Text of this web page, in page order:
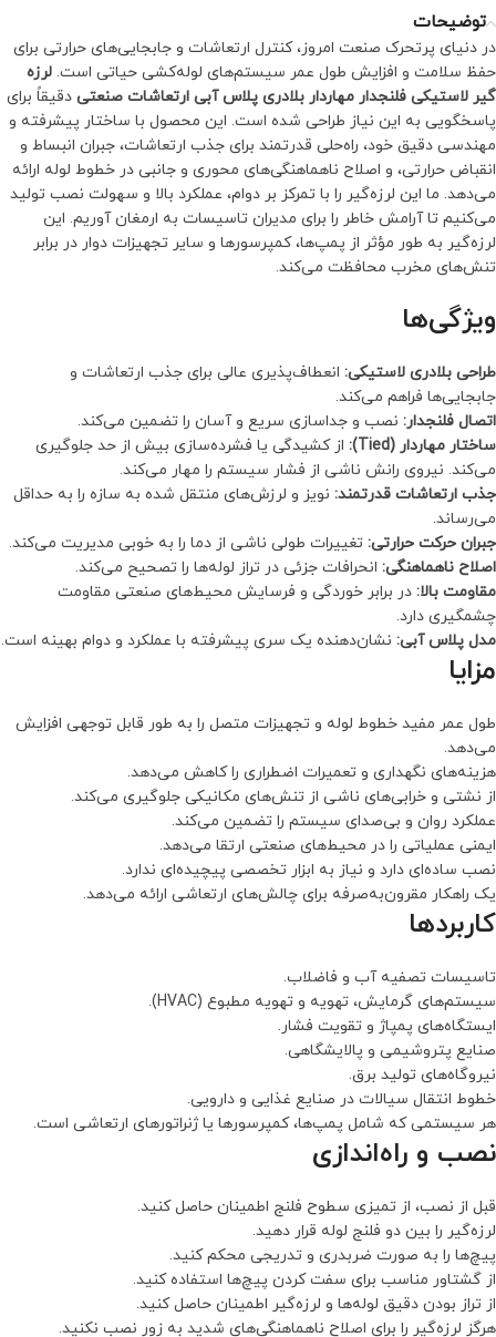
توضیحات
در دنیای پرتحرک صنعت امروز، کنترل ارتعاشات و جابجایی‌های حرارتی برای
حفظ سلامت و افزایش طول عمر سیستم‌های لوله‌کشی حیاتی است. لرزه
گیر لاستیکی فلنجدار مهاردار بلادری پلاس آبی ارتعاشات صنعتی دقیقاً برای
پاسخگویی به این نیاز طراحی شده است. این محصول با ساختار پیشرفته و
مهندسی دقیق خود، راه‌حلی قدرتمند برای جذب ارتعاشات، جبران انبساط و
انقباض حرارتی، و اصلاح ناهماهنگی‌های محوری و جانبی در خطوط لوله ارائه
می‌دهد. ما این لرزه‌گیر را با تمرکز بر دوام، عملکرد بالا و سهولت نصب تولید
می‌کنیم تا آرامش خاطر را برای مدیران تاسیسات به ارمغان آوریم. این
لرزه‌گیر به طور مؤثر از پمپ‌ها، کمپرسورها و سایر تجهیزات دوار در برابر
تنش‌های مخرب محافظت می‌کند.
ویژگی‌ها
طراحی بلادری لاستیکی: انعطاف‌پذیری عالی برای جذب ارتعاشات و
جابجایی‌ها فراهم می‌کند.
اتصال فلنجدار: نصب و جداسازی سریع و آسان را تضمین می‌کند.
ساختار مهاردار (Tied):
از کشیدگی یا فشرده‌سازی بیش از حد جلوگیری
می‌کند. نیروی رانش ناشی از فشار سیستم را مهار می‌کند.
جذب ارتعاشات قدرتمند: نویز و لرزش‌های منتقل شده به سازه را به حداقل
می‌رساند.
جبران حرکت حرارتی: تغییرات طولی ناشی از دما را به خوبی مدیریت می‌کند.
اصلاح ناهماهنگی: انحرافات جزئی در تراز لوله‌ها را تصحیح می‌کند.
مقاومت بالا: در برابر خوردگی و فرسایش محیط‌های صنعتی مقاومت
چشمگیری دارد.
مدل پلاس آبی: نشان‌دهنده یک سری پیشرفته با عملکرد و دوام بهینه است.
مزایا
طول عمر مفید خطوط لوله و تجهیزات متصل را به طور قابل توجهی افزایش
می‌دهد.
هزینه‌های نگهداری و تعمیرات اضطراری را کاهش می‌دهد.
از نشتی و خرابی‌های ناشی از تنش‌های مکانیکی جلوگیری می‌کند.
عملکرد روان و بی‌صدای سیستم را تضمین می‌کند.
ایمنی عملیاتی را در محیط‌های صنعتی ارتقا می‌دهد.
نصب ساده‌ای دارد و نیاز به ابزار تخصصی پیچیده‌ای ندارد.
یک راهکار مقرون‌به‌صرفه برای چالش‌های ارتعاشی ارائه می‌دهد.
کاربردها
تاسیسات تصفیه آب و فاضلاب.
سیستم‌های گرمایش، تهویه و تهویه مطبوع (HVAC).
ایستگاه‌های پمپاژ و تقویت فشار.
صنایع پتروشیمی و پالایشگاهی.
نیروگاه‌های تولید برق.
خطوط انتقال سیالات در صنایع غذایی و دارویی.
هر سیستمی که شامل پمپ‌ها، کمپرسورها یا ژنراتورهای ارتعاشی است.
نصب و راه‌اندازی
قبل از نصب، از تمیزی سطوح فلنج اطمینان حاصل کنید.
لرزه‌گیر را بین دو فلنج لوله قرار دهید.
پیچ‌ها را به صورت ضربدری و تدریجی محکم کنید.
از گشتاور مناسب برای سفت کردن پیچ‌ها استفاده کنید.
از تراز بودن دقیق لوله‌ها و لرزه‌گیر اطمینان حاصل کنید.
هرگز لرزه‌گیر را برای اصلاح ناهماهنگی‌های شدید به زور نصب نکنید.